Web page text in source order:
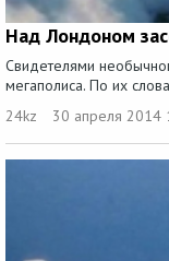
Над Лондоном
Свидетелями
мегаполиса. По их
24kz
30 апреля 2014